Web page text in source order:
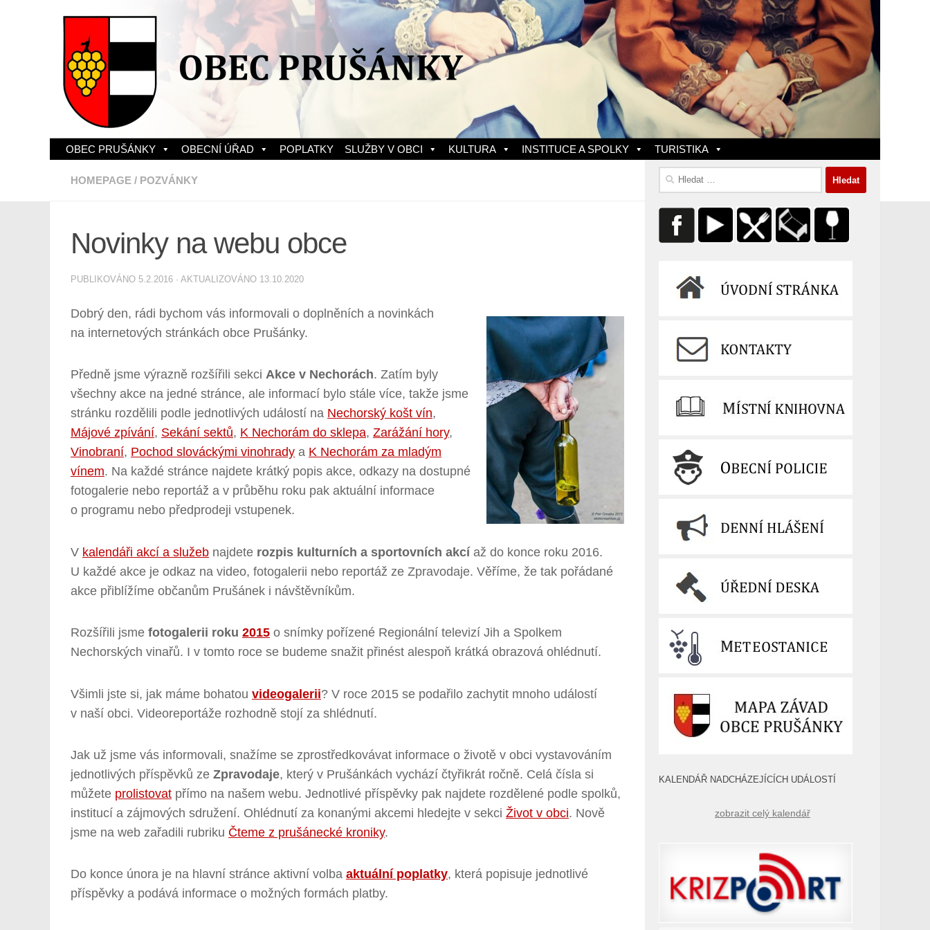
Skip to content
OBEC PRUŠÁNKY OBECNÍ ÚŘAD POPLATKY SLUŽBY V OBCI KULTURA INSTITUCE A SPOLKY TURISTIKA
HOMEPAGE / POZVÁNKY
Novinky na webu obce
PUBLIKOVÁNO 5.2.2016 · AKTUALIZOVÁNO 13.10.2020
Dobrý den, rádi bychom vás informovali o doplněních a novinkách
na internetových stránkách obce Prušánky.
Předně jsme výrazně rozšířili sekci Akce v Nechorách. Zatím byly
všechny akce na jedné stránce, ale informací bylo stále více, takže jsme
stránku rozdělili podle jednotlivých událostí na Nechorský košt vín,
Májové zpívání, Sekání sektů, K Nechorám do sklepa, Zarážání hory,
Vinobraní, Pochod slováckými vinohrady a K Nechorám za mladým
vínem. Na každé stránce najdete krátký popis akce, odkazy na dostupné
fotogalerie nebo reportáž a v průběhu roku pak aktuální informace
o programu nebo předprodeji vstupenek.
V kalendáři akcí a služeb najdete rozpis kulturních a sportovních akcíaž do konce roku 2016.
U každé akce je odkaz na video, fotogalerii nebo reportáž ze Zpravodaje. Věříme, že tak pořádané
akce přiblížíme občanům Prušánek i návštěvníkům.
Rozšířili jsme fotogalerii roku 2015 o snímky pořízené Regionální televizí Jih a Spolkem
Nechorských vinařů. I v tomto roce se budeme snažit přinést alespoň krátká obrazová ohlédnutí.
Všimli jste si, jak máme bohatou videogalerii? V roce 2015 se podařilo zachytit mnoho událostí
v naší obci. Videoreportáže rozhodně stojí za shlédnutí.
Jak už jsme vás informovali, snažíme se zprostředkovávat informace o životě v obci vystavováním
jednotlivých příspěvků ze Zpravodaje, který v Prušánkách vychází čtyřikrát ročně. Celá čísla si
můžete prolistovat přímo na našem webu. Jednotlivé příspěvky pak najdete rozdělené podle spolků,
institucí a zájmových sdružení. Ohlédnutí za konanými akcemi hledejte v sekci Život v obci. Nově
jsme na web zařadili rubriku Čteme z prušánecké kroniky.
Do konce února je na hlavní stránce aktivní volba aktuální poplatky, která popisuje jednotlivé
příspěvky a podává informace o možných formách platby.
Vyhledávání
KALENDÁŘ NADCHÁZEJÍCÍCH UDÁLOSTÍ
zobrazit celý kalendář